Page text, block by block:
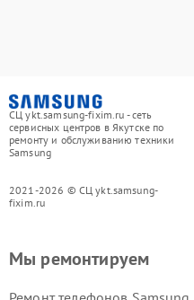
СЦ ykt.samsung-fixim.ru - сеть
сервисных центров в Якутске по
ремонту и обслуживанию техники
Samsung
2021-2026 © СЦ ykt.samsung-
fixim.ru
Мы ремонтируем